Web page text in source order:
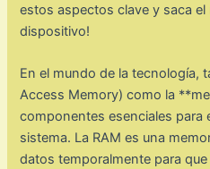
estos aspectos clave y saca
dispositivo!
En el mundo de la tecnología,
Access Memory) como la
componentes esenciales para
sistema. La RAM es una
datos temporalmente para